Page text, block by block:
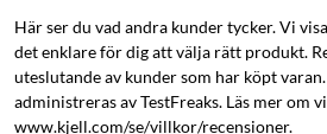
exempelvis entréer, infarter,
Smartare övervakning i UniFi
Här ser du vad andra kunder tycker. Vi
det enklare för dig att välja rätt produkt.
uteslutande av kunder som har köpt
administreras av TestFreaks. Läs mer
www.kjell.com/se/villkor/recensioner.